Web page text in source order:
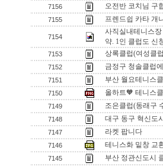
7156 오전반 코치님 구
7155 프렌드쉽 카타 개
7154
사직실내테니스
약. 1인 클럽도 신
7153 상록클럽(여성클
7152 금정구 청솔클럽
7151 부산 월요테니스
7150 올하트🧡 테니스
7149 조은클럽(동래구
7148 대구 동구 혁신도
7147 라켓 팝니다
7146 테니스화 밑창 교
7145 부산 정관신도시